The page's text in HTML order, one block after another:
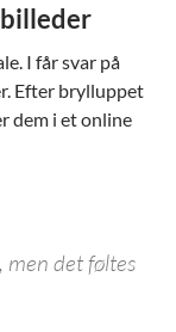
I får svar på
Efter brylluppet
dem i et online
men det føltes